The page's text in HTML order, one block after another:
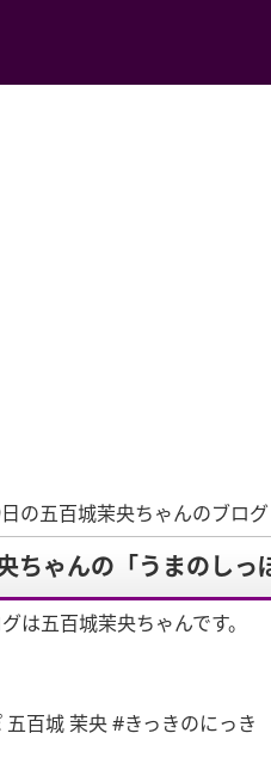
の五百城茉央ちゃんのブログ
ちゃんの「うまのしっ
は五百城茉央ちゃんです。
五百城 茉央 #きっきのにっき